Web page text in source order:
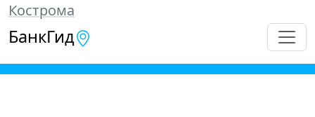
Кострома
БанкГид